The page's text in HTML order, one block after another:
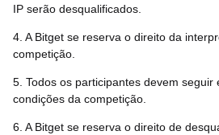
IP serão desqualificados.
4. A Bitget se reserva o direito da
competição.
5. Todos os participantes devem
condições da competição.
6. A Bitget se reserva o direito de